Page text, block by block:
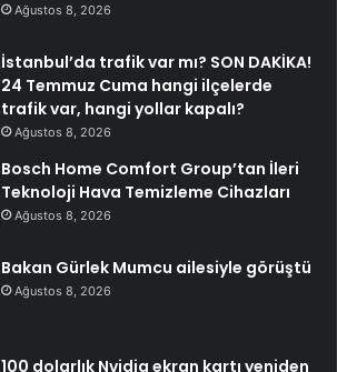
Ağustos 8, 2026
İstanbul’da trafik var mı? SON DAKİKA!
24 Temmuz Cuma hangi ilçelerde
trafik var, hangi yollar kapalı?
Ağustos 8, 2026
Bosch Home Comfort Group’tan İleri
Teknoloji Hava Temizleme Cihazları
Ağustos 8, 2026
Bakan Gürlek Mumcu ailesiyle görüştü
Ağustos 8, 2026
100 dolarlık Nvidia ekran kartı yeniden